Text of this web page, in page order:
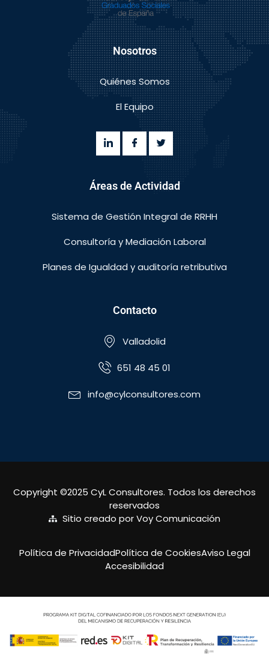
Nosotros
Quiénes Somos
El Equipo
Áreas de Actividad
Sistema de Gestión Integral de RRHH
Consultoría y Mediación Laboral
Planes de Igualdad y auditoría retributiva
Contacto
Valladolid
651 48 45 01
info@cylconsultores.com
Copyright ©2025 CyL Consultores. Todos los derechos
reservados
Sitio creado por Voy Comunicación
Política de PrivacidadPolítica de CookiesAviso Legal
Accesibilidad